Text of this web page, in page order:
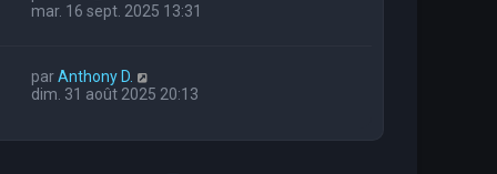
mar. 16 sept. 2025 13:31
parAnthony D.
dim. 31 août 2025 20:13